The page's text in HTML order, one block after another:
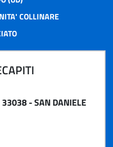
COLLINARE
- SAN DANIELE